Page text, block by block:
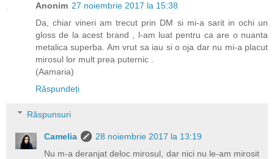
Anonim 27 noiembrie 2017 la 15:38
Da, chiar vineri am trecut prin DM si mi-a sarit in ochi un
gloss de la acest brand , l-am luat pentru ca are o nuanta
metalica superba. Am vrut sa iau si o oja dar nu mi-a placut
mirosul lor mult prea puternic .
(Aamaria)
Răspundeți
Răspunsuri
Camelia
28 noiembrie 2017 la 13:19
Nu m-a deranjat deloc mirosul, dar nici nu le-am mirosit